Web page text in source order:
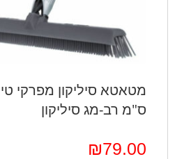
ס"מ רב-מג סיליקון
₪79.00